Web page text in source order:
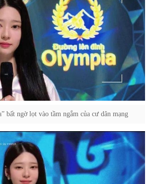
bất ngờ lọt vào tầm ngắm của cư dân mạng